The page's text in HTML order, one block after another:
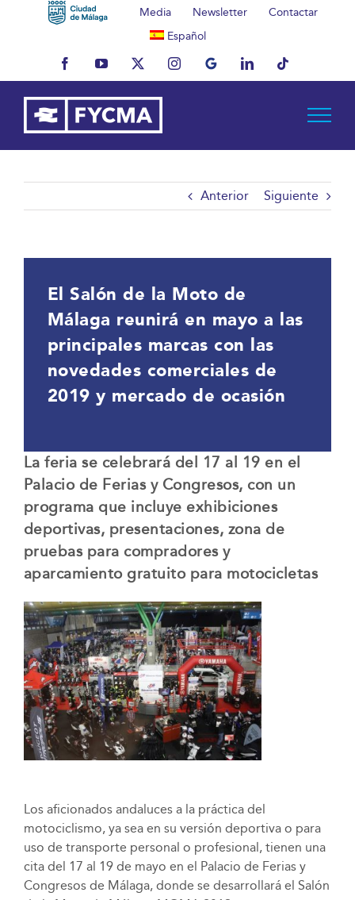
Media Newsletter
Contactar
Español
FacebookYouTubeX InstagramMyBusinessLinkedInTiktok
Anterior Siguiente
El Salón de la Moto de
Málaga reunirá en mayo a las
principales marcas con las
novedades comerciales de
2019 y mercado de ocasión
La feria se celebrará del 17 al 19 en el
Palacio de Ferias y Congresos, con un
programa que incluye exhibiciones
deportivas, presentaciones, zona de
pruebas para compradores y
aparcamiento gratuito para motocicletas
Los aficionados andaluces a la práctica del
motociclismo, ya sea en su versión deportiva o para
uso de transporte personal o profesional, tienen una
cita del 17 al 19 de mayo en el Palacio de Ferias y
Congresos de Málaga, donde se desarrollará el Salón